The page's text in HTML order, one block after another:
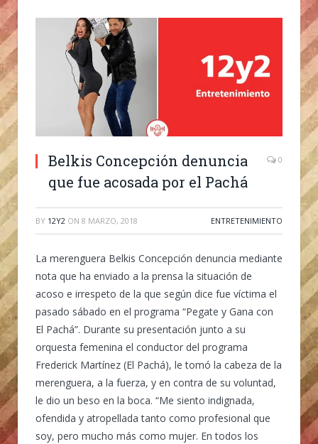
Belkis Concepción denuncia
que fue acosada por el Pachá
0
BY 12Y2 ON 8 MARZO, 2018 ENTRETENIMIENTO
La merenguera Belkis Concepción denuncia mediante
nota que ha enviado a la prensa la situación de
acoso e irrespeto de la que según dice fue víctima el
pasado sábado en el programa “Pegate y Gana con
El Pachá”. Durante su presentación junto a su
orquesta femenina el conductor del programa
Frederick Martínez (El Pachá), le tomó la cabeza de la
merenguera, a la fuerza, y en contra de su voluntad,
le dio un beso en la boca. “Me siento indignada,
ofendida y atropellada tanto como profesional que
soy, pero mucho más como mujer. En todos los